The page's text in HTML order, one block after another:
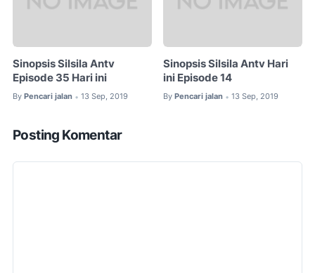
Sinopsis Silsila Antv
Episode 35 Hari ini
By Pencari jalan • 13 Sep, 2019
Sinopsis Silsila Antv Hari
ini Episode 14
By Pencari jalan • 13 Sep, 2019
Posting Komentar